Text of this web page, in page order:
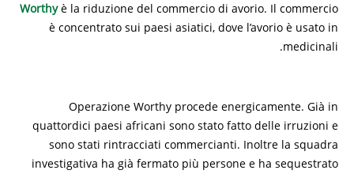
Worthyè la riduzione del commercio di avorio. Il commercio
è concentrato sui paesi asiatici, dove l’avorio è usato in
medicinali.
Operazione Worthy procede energicamente. Già in
quattordici paesi africani sono stato fatto delle irruzioni e
sono stati rintracciati commercianti. Inoltre la squadra
investigativa ha già fermato più persone e ha sequestrato